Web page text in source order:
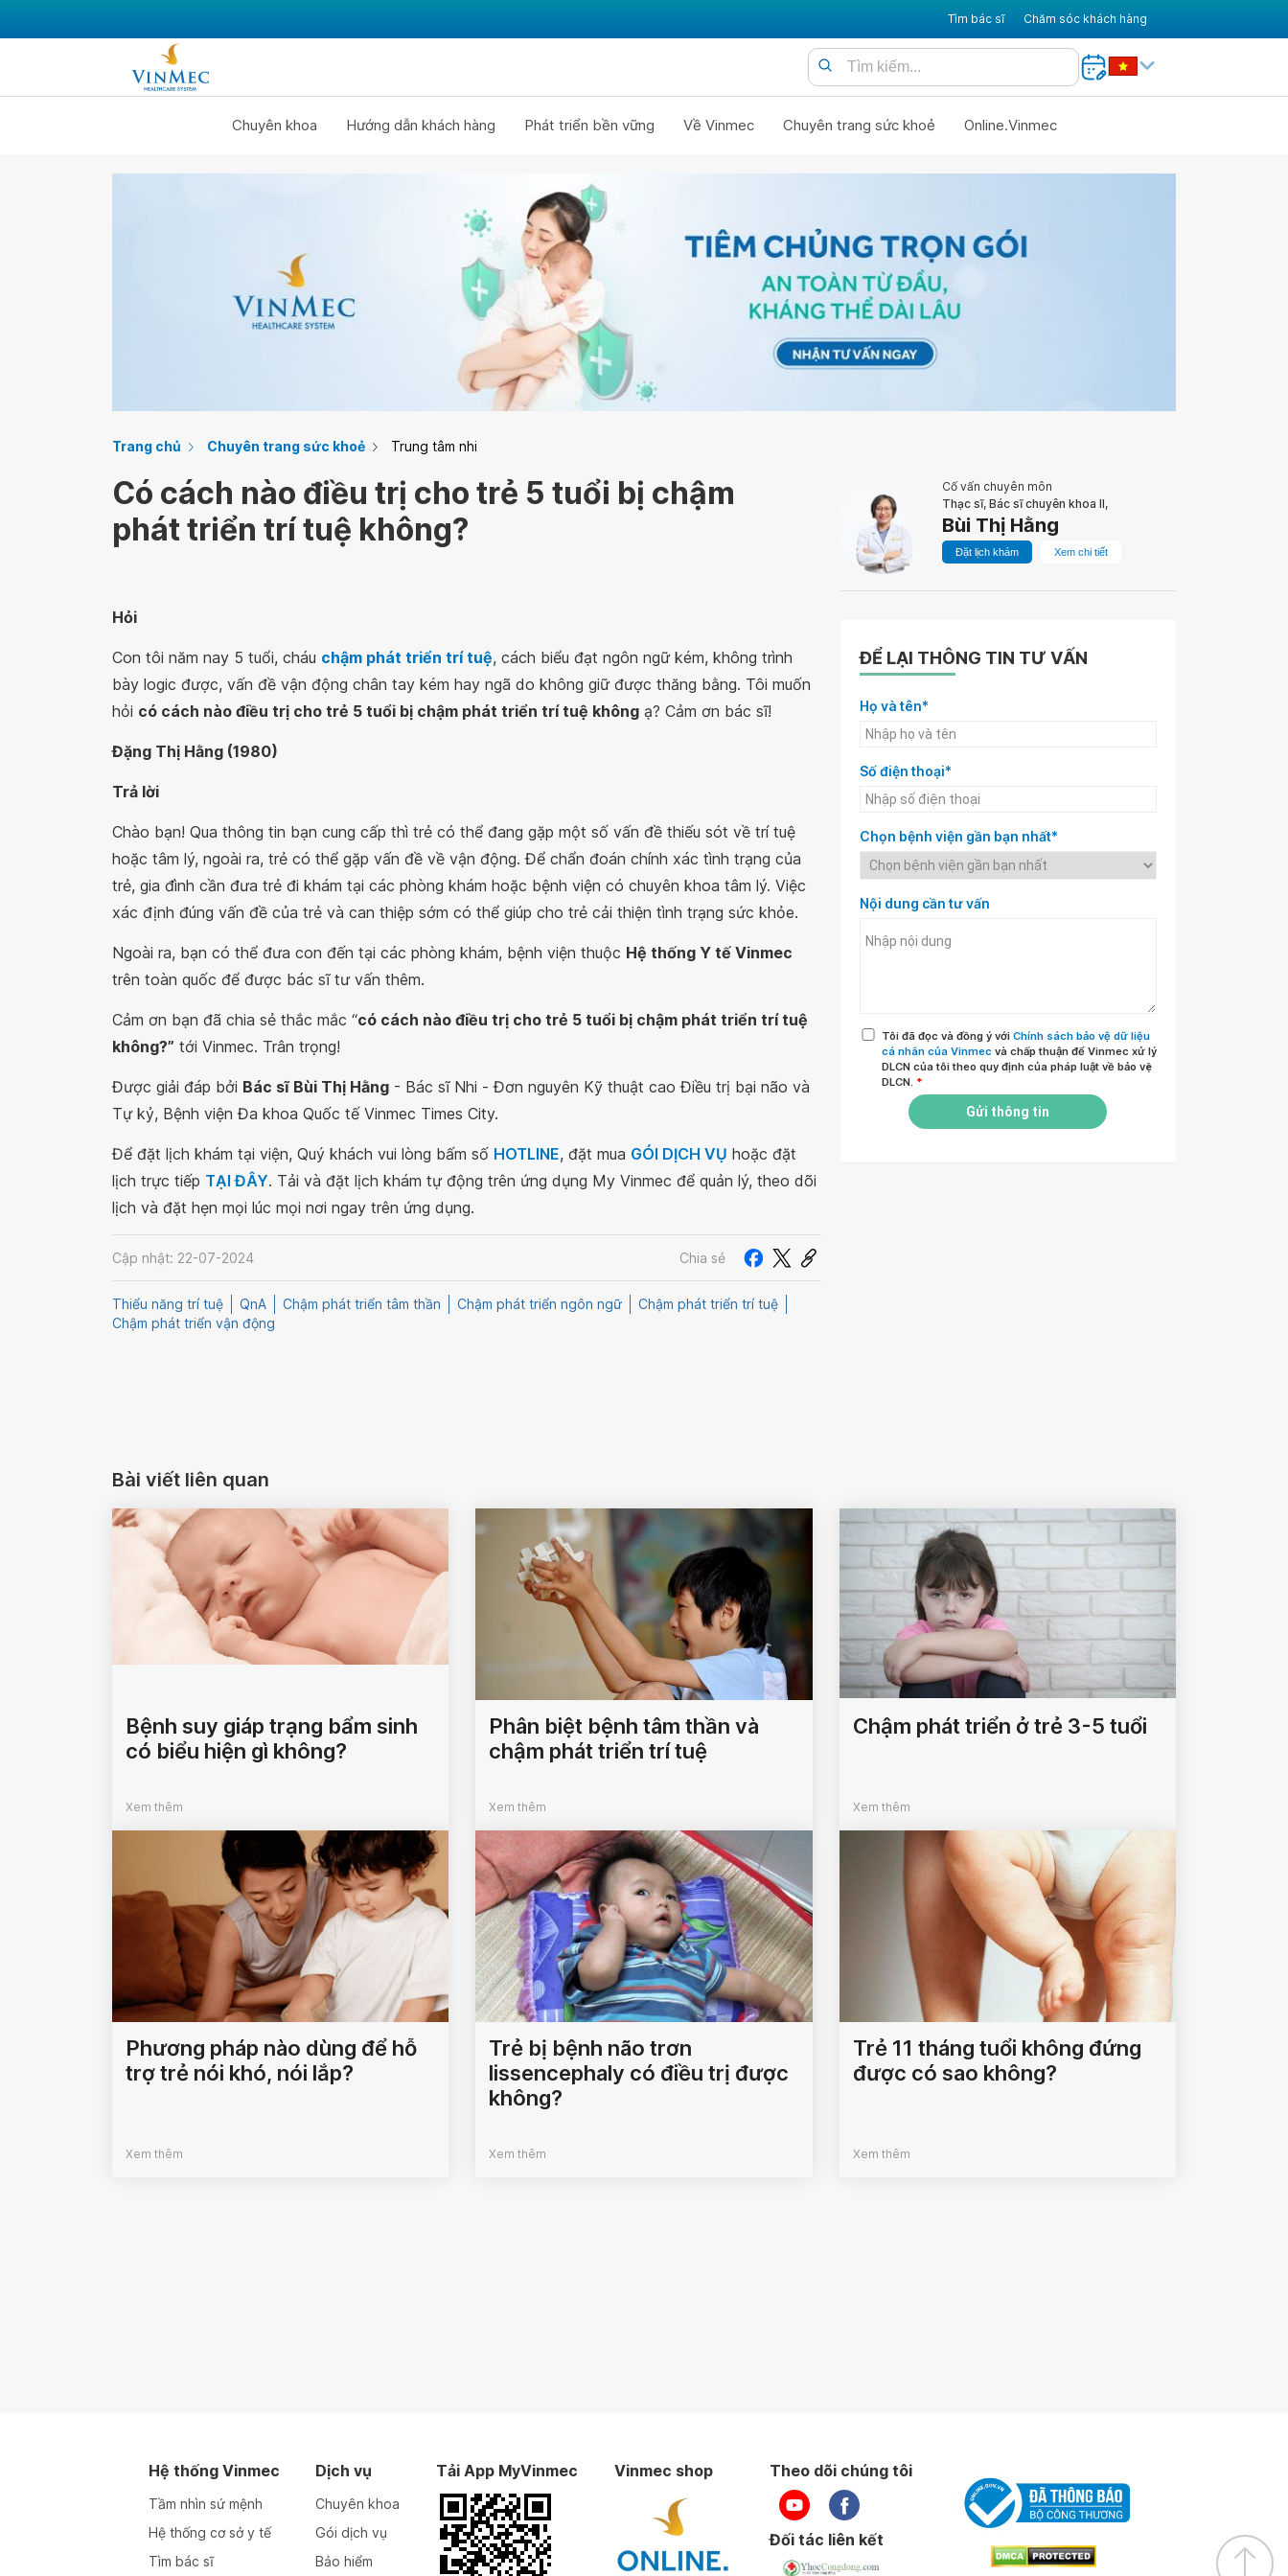
Tìm bác sĩ Chăm sóc khách hàng
Chuyên khoa Hướng dẫn khách hàng Phát triển bền vững Về Vinmec Chuyên trang sức khoẻ Online.Vinmec
Trang chủ Chuyên trang sức khoẻ Trung tâm nhi
Có cách nào điều trị cho trẻ 5 tuổi bị chậm
phát triển trí tuệ không?
Cố vấn chuyên môn
Thạc sĩ, Bác sĩ chuyên khoa II,
Bùi Thị Hằng
Đặt lịch khám Xem chi tiết
Hỏi
Con tôi năm nay 5 tuổi, cháu chậm phát triển trí tuệ, cách biểu đạt ngôn ngữ kém, không trình
bày logic được, vấn đề vận động chân tay kém hay ngã do không giữ được thăng bằng. Tôi muốn
hỏi có cách nào điều trị cho trẻ 5 tuổi bị chậm phát triển trí tuệ không ạ? Cảm ơn bác sĩ!
Đặng Thị Hằng (1980)
Trả lời
Chào bạn! Qua thông tin bạn cung cấp thì trẻ có thể đang gặp một số vấn đề thiếu sót về trí tuệ
hoặc tâm lý, ngoài ra, trẻ có thể gặp vấn đề về vận động. Để chẩn đoán chính xác tình trạng của
trẻ, gia đình cần đưa trẻ đi khám tại các phòng khám hoặc bệnh viện có chuyên khoa tâm lý. Việc
xác định đúng vấn đề của trẻ và can thiệp sớm có thể giúp cho trẻ cải thiện tình trạng sức khỏe.
Ngoài ra, bạn có thể đưa con đến tại các phòng khám, bệnh viện thuộc Hệ thống Y tế Vinmec
trên toàn quốc để được bác sĩ tư vấn thêm.
Cảm ơn bạn đã chia sẻ thắc mắc “có cách nào điều trị cho trẻ 5 tuổi bị chậm phát triển trí tuệ
không?” tới Vinmec. Trân trọng!
Được giải đáp bởi Bác sĩ Bùi Thị Hằng - Bác sĩ Nhi - Đơn nguyên Kỹ thuật cao Điều trị bại não và
Tự kỷ, Bệnh viện Đa khoa Quốc tế Vinmec Times City.
Để đặt lịch khám tại viện, Quý khách vui lòng bấm số HOTLINE, đặt mua GÓI DỊCH VỤ hoặc đặt
lịch trực tiếp TẠI ĐÂY. Tải và đặt lịch khám tự động trên ứng dụng My Vinmec để quản lý, theo dõi
lịch và đặt hẹn mọi lúc mọi nơi ngay trên ứng dụng.
Cập nhật: 22-07-2024 Chia sẻ
Thiểu năng trí tuệ QnA Chậm phát triển tâm thần Chậm phát triển ngôn ngữ
Chậm phát triển trí tuệ
Chậm phát triển vận động
ĐỂ LẠI THÔNG TIN TƯ VẤN
Họ và tên*
Số điện thoại*
Chọn bệnh viện gần bạn nhất*
Nội dung cần tư vấn
Tôi đã đọc và đồng ý với Chính sách bảo vệ dữ liệu
cá nhân của Vinmec và chấp thuận để Vinmec xử lý
DLCN của tôi theo quy định của pháp luật về bảo vệ
DLCN. *
Gửi thông tin
Bài viết liên quan
Bệnh suy giáp trạng bẩm sinh
có biểu hiện gì không?
Xem thêm
Phân biệt bệnh tâm thần và
chậm phát triển trí tuệ
Xem thêm
Chậm phát triển ở trẻ 3-5 tuổi
Xem thêm
Phương pháp nào dùng để hỗ
trợ trẻ nói khó, nói lắp?
Xem thêm
Trẻ bị bệnh não trơn
lissencephaly có điều trị được
không?
Xem thêm
Trẻ 11 tháng tuổi không đứng
được có sao không?
Xem thêm
Hệ thống Vinmec
Tầm nhìn sứ mệnh
Hệ thống cơ sở y tế
Tìm bác sĩ
Dịch vụ
Chuyên khoa
Gói dịch vụ
Bảo hiểm
Tải App MyVinmec Vinmec shop Theo dõi chúng tôi
Đối tác liên kết